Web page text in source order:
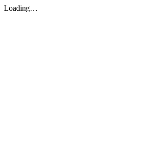
Loading…